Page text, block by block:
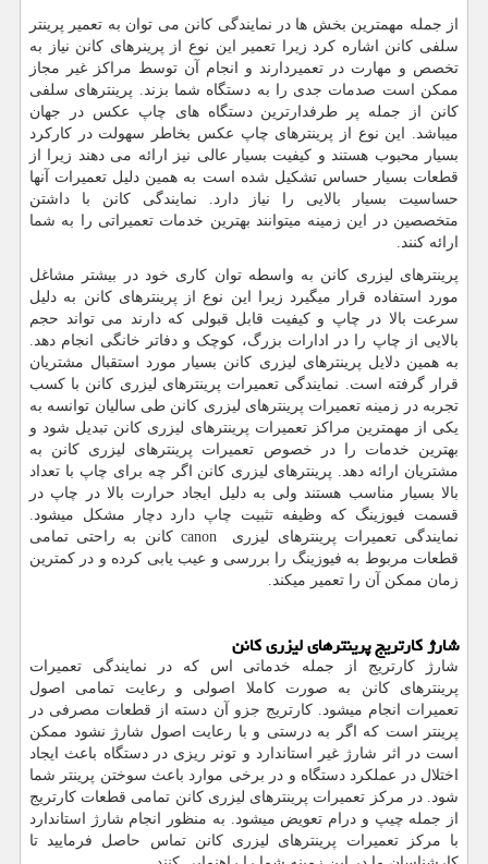
از جمله مهمترین بخش ها در نمایندگی کانن می توان به تعمیر پرینتر
سلفی کانن اشاره کرد زیرا تعمیر این نوع از پرینرهای کانن نیاز به
تخصص و مهارت در تعمیردارند و انجام آن توسط مراکز غیر مجاز
ممکن است صدمات جدی را به دستگاه شما بزند. پرینترهای سلفی
کانن از جمله پر طرفدارترین دستگاه های چاپ عکس در جهان
میباشد. این نوع از پرینترهای چاپ عکس بخاطر سهولت در کارکرد
بسیار محبوب هستند و کیفیت بسیار عالی نیز ارائه می دهند زیرا از
قطعات بسیار حساس تشکیل شده است به همین دلیل تعمیرات آنها
حساسیت بسیار بالایی را نیاز دارد. نمایندگی کانن با داشتن
متخصصین در این زمینه میتوانند بهترین خدمات تعمیراتی را به شما
ارائه کنند.
پرینترهای لیزری کانن به واسطه توان کاری خود در بیشتر مشاغل
مورد استفاده قرار میگیرد زیرا این نوع از پرینترهای کانن به دلیل
سرعت بالا در چاپ و کیفیت قابل قبولی که دارند می تواند حجم
بالایی از چاپ را در ادارات بزرگ، کوچک و دفاتر خانگی انجام دهد.
به همین دلایل پرینترهای لیزری کانن بسیار مورد استقبال مشتریان
قرار گرفته است. نمایندگی تعمیرات پرینترهای لیزری کانن با کسب
تجربه در زمینه تعمیرات پرینترهای لیزری کانن طی سالیان توانسه به
یکی از مهمترین مراکز تعمیرات پرینترهای لیزری کانن تبدیل شود و
بهترین خدمات را در خصوص تعمیرات پرینترهای لیزری کانن به
مشتریان ارائه دهد. پرینترهای لیزری کانن اگر چه برای چاپ با تعداد
بالا بسیار مناسب هستند ولی به دلیل ایجاد حرارت بالا در چاپ در
قسمت فیوزینگ که وظیفه تثبیت چاپ دارد دچار مشکل میشود.
نمایندگی تعمیرات پرینترهای لیزری
canon کانن به راحتی تمامی
قطعات مربوط به فیوزینگ را بررسی و عیب یابی کرده و در کمترین
زمان ممکن آن را تعمیر میکند.
شارژ کارتریج پرینترهای لیزری کانن
شارژ کارتریج از جمله خدماتی اس که در نمایندگی تعمیرات
پرینترهای کانن به صورت کاملا اصولی و رعایت تمامی اصول
تعمیرات انجام میشود. کارتریج جزو آن دسته از قطعات مصرفی در
پرینتر است که اگر به درستی و با رعایت اصول شارژ نشود ممکن
است در اثر شارژ غیر استاندارد و تونر ریزی در دستگاه باعث ایجاد
اختلال در عملکرد دستگاه و در برخی موارد باعث سوختن پرینتر شما
شود. در مرکز تعمیرات پرینترهای لیزری کانن تمامی قطعات کارتریج
از جمله چیپ و درام تعویض میشود. به منظور انجام شارژ استاندارد
با مرکز تعمیرات پرینترهای لیزری کانن تماس حاصل فرمایید تا